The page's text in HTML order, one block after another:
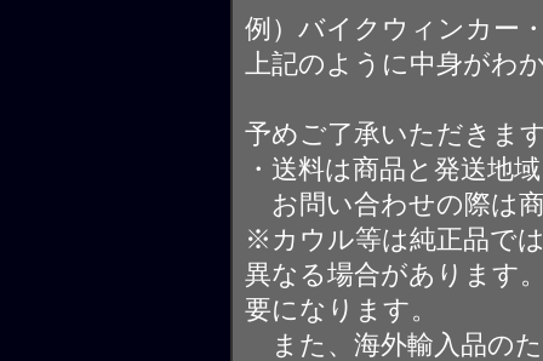
例）バイクウィンカー
上記のように中身がわ
予めご了承いただきま
・送料は商品と発送地
お問い合わせの際は
※カウル等は純正品で
異なる場合があります
要になります。
また、海外輸入品の